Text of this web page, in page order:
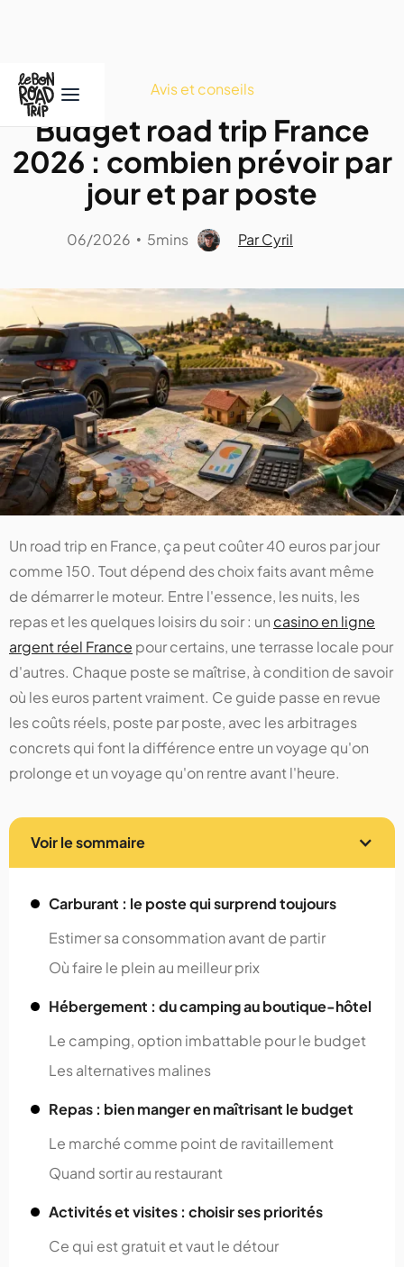
Avis et conseils
Budget road trip France
2026 : combien prévoir par
jour et par poste
06/2026 • 5mins Par Cyril
Un road trip en France, ça peut coûter 40 euros par jour
comme 150. Tout dépend des choix faits avant même
de démarrer le moteur. Entre l'essence, les nuits, les
repas et les quelques loisirs du soir : un casino en ligne
argent réel France pour certains, une terrasse locale pour
d'autres. Chaque poste se maîtrise, à condition de savoir
où les euros partent vraiment. Ce guide passe en revue
les coûts réels, poste par poste, avec les arbitrages
concrets qui font la différence entre un voyage qu'on
prolonge et un voyage qu'on rentre avant l'heure.
Voir le sommaire
Carburant : le poste qui surprend toujours
Estimer sa consommation avant de partir
Où faire le plein au meilleur prix
Hébergement : du camping au boutique-hôtel
Le camping, option imbattable pour le budget
Les alternatives malines
Repas : bien manger en maîtrisant le budget
Le marché comme point de ravitaillement
Quand sortir au restaurant
Activités et visites : choisir ses priorités
Ce qui est gratuit et vaut le détour